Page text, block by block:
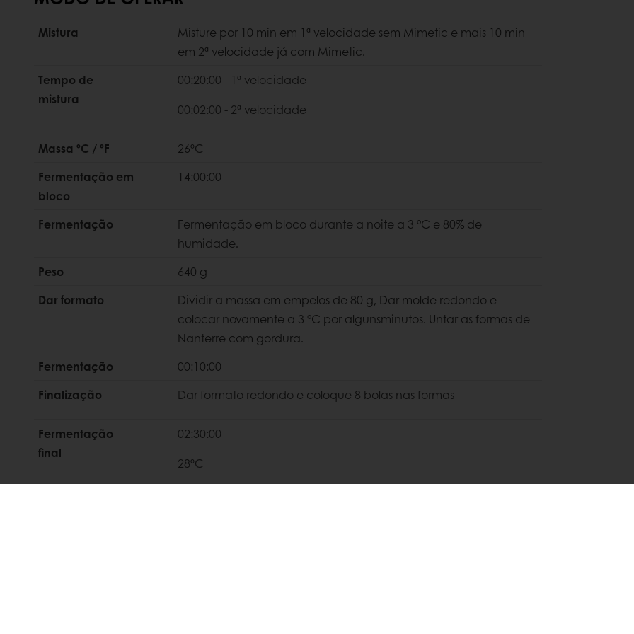
Mistura
Misture por 10 min em 1ª velocidade sem Mimetic e mais 10 min
em 2ª velocidade já com Mimetic.
Tempo de
mistura
00:20:00 - 1ª velocidade
00:02:00 - 2ª velocidade
Massa ºC / ºF
26ºC
Fermentação em
bloco
14:00:00
Fermentação
Fermentação em bloco durante a noite a 3 °C e 80% de
humidade.
Peso
640 g
Dar formato
Dividir a massa em empelos de 80 g, Dar molde redondo e
colocar novamente a 3 °C por algunsminutos. Untar as formas de
Nanterre com gordura.
Fermentação
00:10:00
Finalização
Dar formato redondo e coloque 8 bolas nas formas
Fermentação
final
02:30:00
28ºC